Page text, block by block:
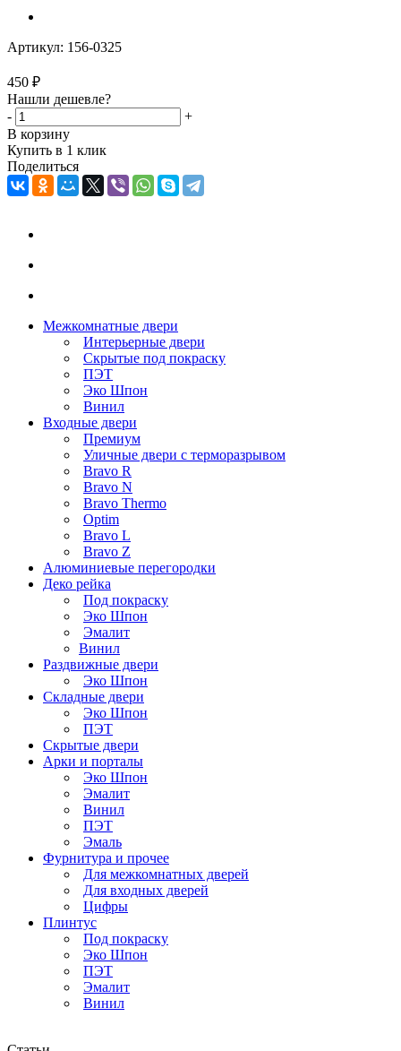
Артикул: 156-0325
450 ₽
Нашли дешевле?
-
+
В корзину
Купить в 1 клик
Поделиться
Межкомнатные двери
Интерьерные двери
Скрытые под покраску
ПЭТ
Эко Шпон
Винил
Входные двери
Премиум
Уличные двери с терморазрывом
Bravo R
Bravo N
Bravo Thermo
Optim
Bravo L
Bravo Z
Алюминиевые перегородки
Деко рейка
Под покраску
Эко Шпон
Эмалит
Винил
Раздвижные двери
Эко Шпон
Складные двери
Эко Шпон
ПЭТ
Скрытые двери
Арки и порталы
Эко Шпон
Эмалит
Винил
ПЭТ
Эмаль
Фурнитура и прочее
Для межкомнатных дверей
Для входных дверей
Цифры
Плинтус
Под покраску
Эко Шпон
ПЭТ
Эмалит
Винил